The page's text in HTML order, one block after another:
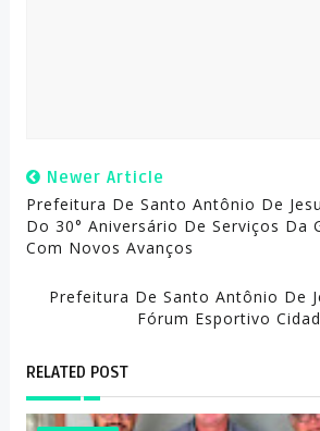
Newer Article
Prefeitura De Santo Antônio De
Do 30° Aniversário De Serviços Da
Com Novos Avanços
Prefeitura De Santo Antônio De
Fórum Esportivo
RELATED POST